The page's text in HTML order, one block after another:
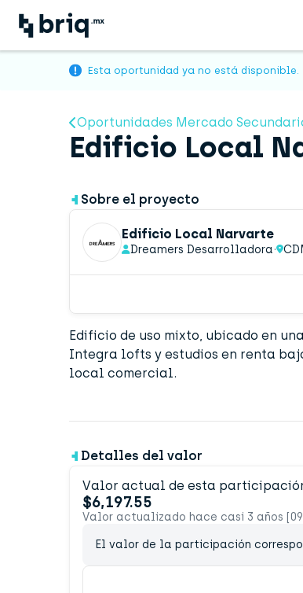
Esta oportunidad ya no está disponible.
Oportunidades Mercado
Edificio Local
Sobre el proyecto
Edificio Local Narvarte
Dreamers Desarrolladora·
Edificio de uso mixto, ubicado en
Integra lofts y estudios en renta
local comercial.
Detalles del valor
Valor actual de esta
$6,197.55
Valor actualizado hace casi 3 años
El valor de la participación